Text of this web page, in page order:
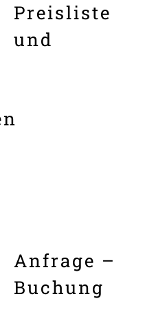
Preisliste
und
Anfrage –
Buchung